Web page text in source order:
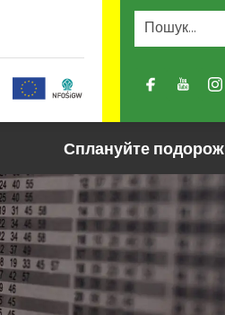
A- A A+
Сплануйте подорож